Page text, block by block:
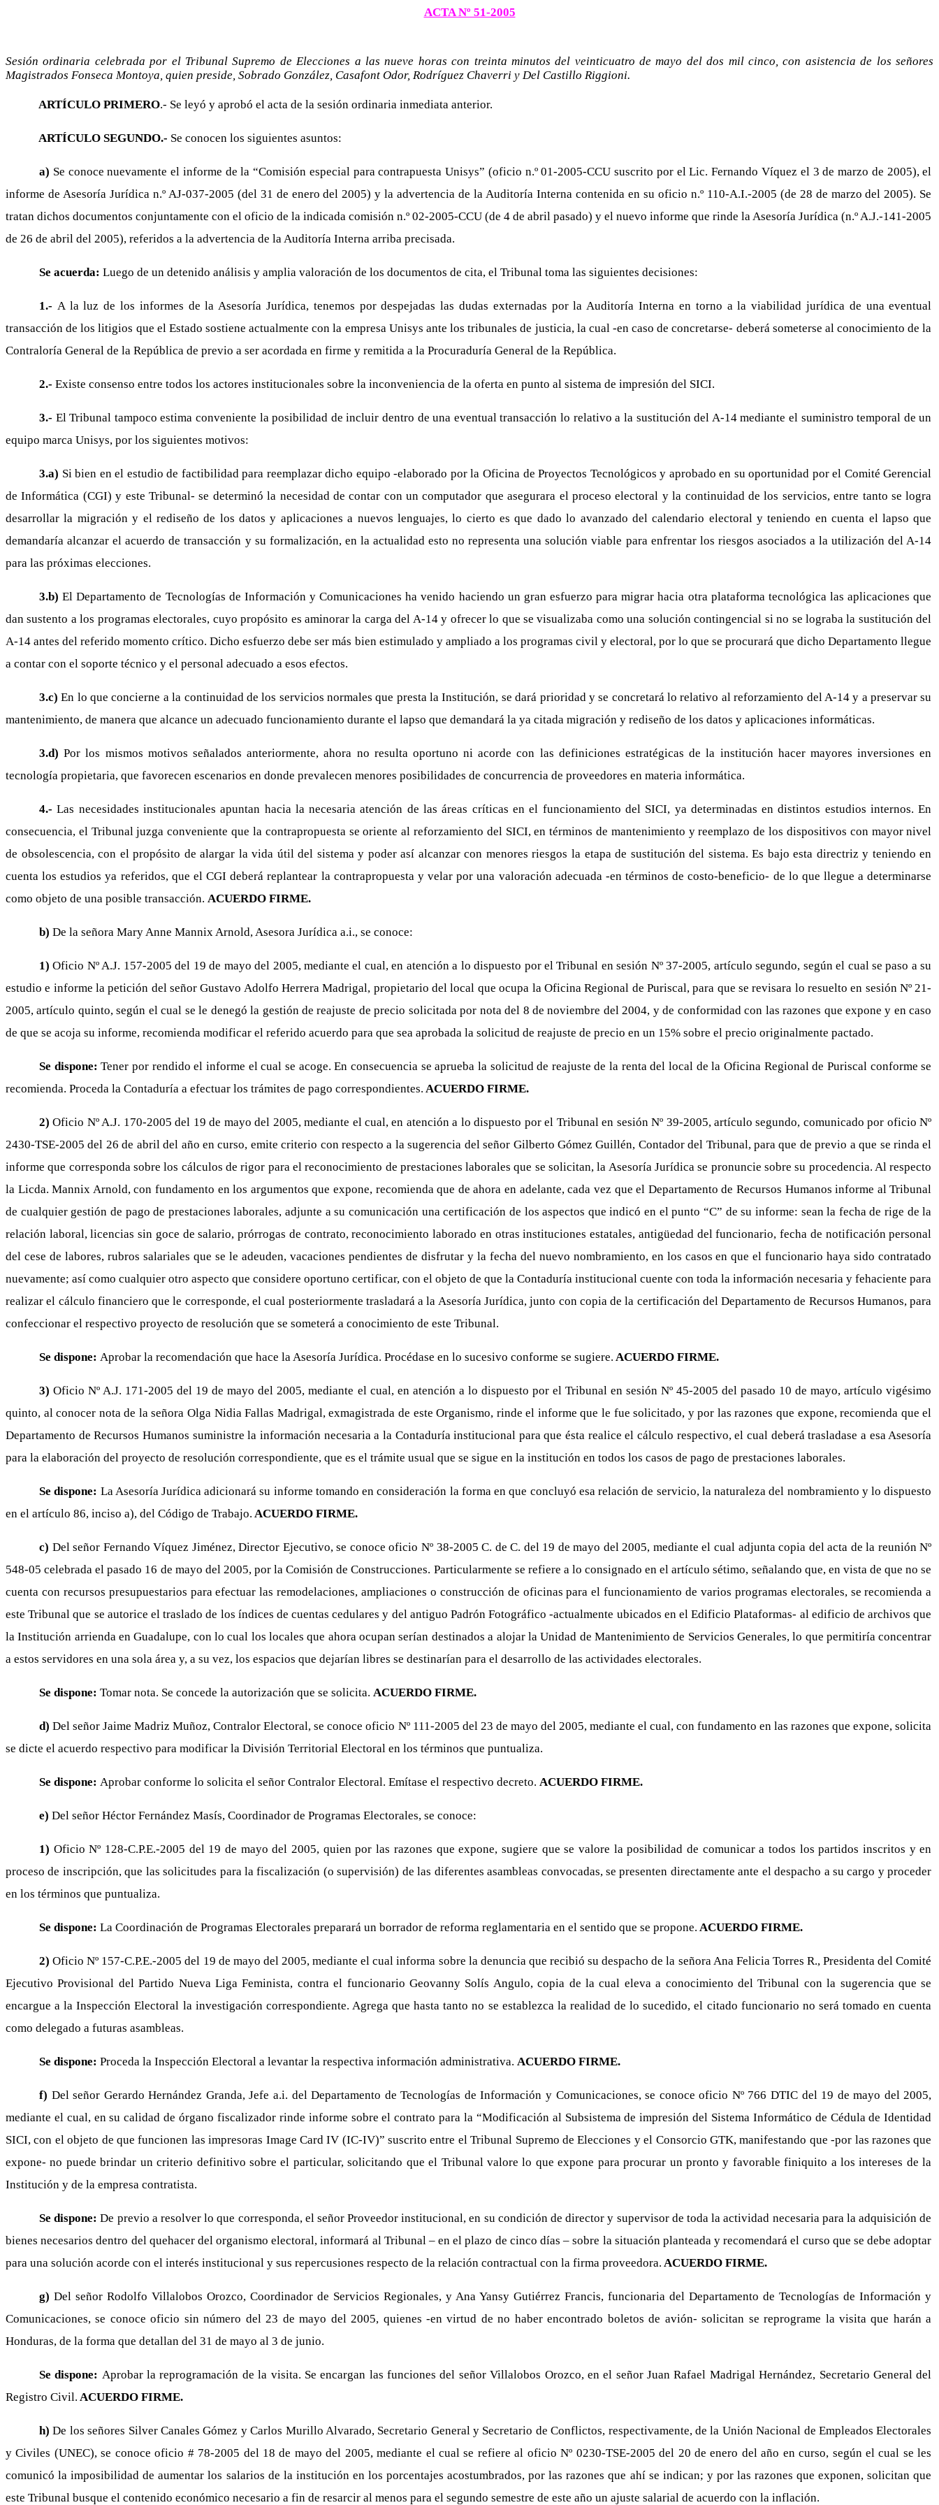
ACTA Nº 51-2005
Sesión ordinaria celebrada por el Tribunal Supremo de Elecciones a las nueve horas con treinta minutos del veinticuatro de mayo del dos mil cinco, con asistencia de los señores
Magistrados Fonseca Montoya, quien preside, Sobrado González, Casafont Odor, Rodríguez Chaverri y Del Castillo Riggioni.
ARTÍCULO PRIMERO.- Se leyó y aprobó el acta de la sesión ordinaria inmediata anterior.
ARTÍCULO SEGUNDO.- Se conocen los siguientes asuntos:
a) Se conoce nuevamente el informe de la “Comisión especial para contrapuesta Unisys” (oficio n.º 01-2005-CCU suscrito por el Lic. Fernando Víquez el 3 de marzo de 2005), el
informe de Asesoría Jurídica n.º AJ-037-2005 (del 31 de enero del 2005) y la advertencia de la Auditoría Interna contenida en su oficio n.º 110-A.I.-2005 (de 28 de marzo del 2005). Se
tratan dichos documentos conjuntamente con el oficio de la indicada comisión n.º 02-2005-CCU (de 4 de abril pasado) y el nuevo informe que rinde la Asesoría Jurídica (n.º A.J.-141-2005
de 26 de abril del 2005), referidos a la advertencia de la Auditoría Interna arriba precisada.
Se acuerda: Luego de un detenido análisis y amplia valoración de los documentos de cita, el Tribunal toma las siguientes decisiones:
1.- A la luz de los informes de la Asesoría Jurídica, tenemos por despejadas las dudas externadas por la Auditoría Interna en torno a la viabilidad jurídica de una eventual
transacción de los litigios que el Estado sostiene actualmente con la empresa Unisys ante los tribunales de justicia, la cual -en caso de concretarse- deberá someterse al conocimiento de la
Contraloría General de la República de previo a ser acordada en firme y remitida a la Procuraduría General de la República.
2.- Existe consenso entre todos los actores institucionales sobre la inconveniencia de la oferta en punto al sistema de impresión del SICI.
3.- El Tribunal tampoco estima conveniente la posibilidad de incluir dentro de una eventual transacción lo relativo a la sustitución del A-14 mediante el suministro temporal de un
equipo marca Unisys, por los siguientes motivos:
3.a) Si bien en el estudio de factibilidad para reemplazar dicho equipo -elaborado por la Oficina de Proyectos Tecnológicos y aprobado en su oportunidad por el Comité Gerencial
de Informática (CGI) y este Tribunal- se determinó la necesidad de contar con un computador que asegurara el proceso electoral y la continuidad de los servicios, entre tanto se logra
desarrollar la migración y el rediseño de los datos y aplicaciones a nuevos lenguajes, lo cierto es que dado lo avanzado del calendario electoral y teniendo en cuenta el lapso que
demandaría alcanzar el acuerdo de transacción y su formalización, en la actualidad esto no representa una solución viable para enfrentar los riesgos asociados a la utilización del A-14
para las próximas elecciones.
3.b)El Departamento de Tecnologías de Información y Comunicaciones ha venido haciendo un gran esfuerzo para migrar hacia otra plataforma tecnológica las aplicaciones que
dan sustento a los programas electorales, cuyo propósito es aminorar la carga del A-14 y ofrecer lo que se visualizaba como una solución contingencial si no se lograba la sustitución del
A-14 antes del referido momento crítico. Dicho esfuerzo debe ser más bien estimulado y ampliado a los programas civil y electoral, por lo que se procurará que dicho Departamento llegue
a contar con el soporte técnico y el personal adecuado a esos efectos.
3.c)En lo que concierne a la continuidad de los servicios normales que presta la Institución, se dará prioridad y se concretará lo relativo al reforzamiento del A-14 y a preservar su
mantenimiento, de manera que alcance un adecuado funcionamiento durante el lapso que demandará la ya citada migración y rediseño de los datos y aplicaciones informáticas.
3.d) Por los mismos motivos señalados anteriormente, ahora no resulta oportuno ni acorde con las definiciones estratégicas de la institución hacer mayores inversiones en
tecnología propietaria, que favorecen escenarios en donde prevalecen menores posibilidades de concurrencia de proveedores en materia informática.
4.- Las necesidades institucionales apuntan hacia la necesaria atención de las áreas críticas en el funcionamiento del SICI, ya determinadas en distintos estudios internos. En
consecuencia, el Tribunal juzga conveniente que la contrapropuesta se oriente al reforzamiento del SICI, en términos de mantenimiento y reemplazo de los dispositivos con mayor nivel
de obsolescencia, con el propósito de alargar la vida útil del sistema y poder así alcanzar con menores riesgos la etapa de sustitución del sistema. Es bajo esta directriz y teniendo en
cuenta los estudios ya referidos, que el CGI deberá replantear la contrapropuesta y velar por una valoración adecuada -en términos de costo-beneficio- de lo que llegue a determinarse
como objeto de una posible transacción. ACUERDO FIRME.
b) De la señora Mary Anne Mannix Arnold, Asesora Jurídica a.i., se conoce:
1)Oficio Nº A.J. 157-2005 del 19 de mayo del 2005, mediante el cual, en atención a lo dispuesto por el Tribunal en sesión Nº 37-2005, artículo segundo, según el cual se paso a su
estudio e informe la petición del señor Gustavo Adolfo Herrera Madrigal, propietario del local que ocupa la Oficina Regional de Puriscal, para que se revisara lo resuelto en sesión Nº 21-
2005, artículo quinto, según el cual se le denegó la gestión de reajuste de precio solicitada por nota del 8 de noviembre del 2004, y de conformidad con las razones que expone y en caso
de que se acoja su informe, recomienda modificar el referido acuerdo para que sea aprobada la solicitud de reajuste de precio en un 15% sobre el precio originalmente pactado.
Se dispone:Tener por rendido el informe el cual se acoge. En consecuencia se aprueba la solicitud de reajuste de la renta del local de la Oficina Regional de Puriscal conforme se
recomienda. Proceda la Contaduría a efectuar los trámites de pago correspondientes. ACUERDO FIRME.
2)Oficio Nº A.J. 170-2005 del 19 de mayo del 2005, mediante el cual, en atención a lo dispuesto por el Tribunal en sesión Nº 39-2005, artículo segundo, comunicado por oficio Nº
2430-TSE-2005 del 26 de abril del año en curso, emite criterio con respecto a la sugerencia del señor Gilberto Gómez Guillén, Contador del Tribunal, para que de previo a que se rinda el
informe que corresponda sobre los cálculos de rigor para el reconocimiento de prestaciones laborales que se solicitan, la Asesoría Jurídica se pronuncie sobre su procedencia. Al respecto
la Licda. Mannix Arnold, con fundamento en los argumentos que expone, recomienda que de ahora en adelante, cada vez que el Departamento de Recursos Humanos informe al Tribunal
de cualquier gestión de pago de prestaciones laborales, adjunte a su comunicación una certificación de los aspectos que indicó en el punto “C” de su informe: sean la fecha de rige de la
relación laboral, licencias sin goce de salario, prórrogas de contrato, reconocimiento laborado en otras instituciones estatales, antigüedad del funcionario, fecha de notificación personal
del cese de labores, rubros salariales que se le adeuden, vacaciones pendientes de disfrutar y la fecha del nuevo nombramiento, en los casos en que el funcionario haya sido contratado
nuevamente; así como cualquier otro aspecto que considere oportuno certificar, con el objeto de que la Contaduría institucional cuente con toda la información necesaria y fehaciente para
realizar el cálculo financiero que le corresponde, el cual posteriormente trasladará a la Asesoría Jurídica, junto con copia de la certificación del Departamento de Recursos Humanos, para
confeccionar el respectivo proyecto de resolución que se someterá a conocimiento de este Tribunal.
Se dispone: Aprobar la recomendación que hace la Asesoría Jurídica. Procédase en lo sucesivo conforme se sugiere. ACUERDO FIRME.
3)Oficio Nº A.J. 171-2005 del 19 de mayo del 2005, mediante el cual, en atención a lo dispuesto por el Tribunal en sesión Nº 45-2005 del pasado 10 de mayo, artículo vigésimo
quinto, al conocer nota de la señora Olga Nidia Fallas Madrigal, exmagistrada de este Organismo, rinde el informe que le fue solicitado, y por las razones que expone, recomienda que el
Departamento de Recursos Humanos suministre la información necesaria a la Contaduría institucional para que ésta realice el cálculo respectivo, el cual deberá trasladase a esa Asesoría
para la elaboración del proyecto de resolución correspondiente, que es el trámite usual que se sigue en la institución en todos los casos de pago de prestaciones laborales.
Se dispone: La Asesoría Jurídica adicionará su informe tomando en consideración la forma en que concluyó esa relación de servicio, la naturaleza del nombramiento y lo dispuesto
en el artículo 86, inciso a), del Código de Trabajo. ACUERDO FIRME.
c) Del señor Fernando Víquez Jiménez, Director Ejecutivo, se conoce oficio Nº 38-2005 C. de C. del 19 de mayo del 2005, mediante el cual adjunta copia del acta de la reunión Nº
548-05 celebrada el pasado 16 de mayo del 2005, por la Comisión de Construcciones. Particularmente se refiere a lo consignado en el artículo sétimo, señalando que, en vista de que no se
cuenta con recursos presupuestarios para efectuar las remodelaciones, ampliaciones o construcción de oficinas para el funcionamiento de varios programas electorales, se recomienda a
este Tribunal que se autorice el traslado de los índices de cuentas cedulares y del antiguo Padrón Fotográfico -actualmente ubicados en el Edificio Plataformas- al edificio de archivos que
la Institución arrienda en Guadalupe, con lo cual los locales que ahora ocupan serían destinados a alojar la Unidad de Mantenimiento de Servicios Generales, lo que permitiría concentrar
a estos servidores en una sola área y, a su vez, los espacios que dejarían libres se destinarían para el desarrollo de las actividades electorales.
Se dispone: Tomar nota. Se concede la autorización que se solicita. ACUERDO FIRME.
d)Del señor Jaime Madriz Muñoz, Contralor Electoral, se conoce oficio Nº 111-2005 del 23 de mayo del 2005, mediante el cual, con fundamento en las razones que expone, solicita
se dicte el acuerdo respectivo para modificar la División Territorial Electoral en los términos que puntualiza.
Se dispone: Aprobar conforme lo solicita el señor Contralor Electoral. Emítase el respectivo decreto. ACUERDO FIRME.
e) Del señor Héctor Fernández Masís, Coordinador de Programas Electorales, se conoce:
1) Oficio Nº 128-C.P.E.-2005 del 19 de mayo del 2005, quien por las razones que expone, sugiere que se valore la posibilidad de comunicar a todos los partidos inscritos y en
proceso de inscripción, que las solicitudes para la fiscalización (o supervisión) de las diferentes asambleas convocadas, se presenten directamente ante el despacho a su cargo y proceder
en los términos que puntualiza.
Se dispone: La Coordinación de Programas Electorales preparará un borrador de reforma reglamentaria en el sentido que se propone. ACUERDO FIRME.
2) Oficio Nº 157-C.P.E.-2005 del 19 de mayo del 2005, mediante el cual informa sobre la denuncia que recibió su despacho de la señora Ana Felicia Torres R., Presidenta del Comité
Ejecutivo Provisional del Partido Nueva Liga Feminista, contra el funcionario Geovanny Solís Angulo, copia de la cual eleva a conocimiento del Tribunal con la sugerencia que se
encargue a la Inspección Electoral la investigación correspondiente. Agrega que hasta tanto no se establezca la realidad de lo sucedido, el citado funcionario no será tomado en cuenta
como delegado a futuras asambleas.
Se dispone: Proceda la Inspección Electoral a levantar la respectiva información administrativa. ACUERDO FIRME.
f) Del señor Gerardo Hernández Granda, Jefe a.i. del Departamento de Tecnologías de Información y Comunicaciones, se conoce oficio Nº 766 DTIC del 19 de mayo del 2005,
mediante el cual, en su calidad de órgano fiscalizador rinde informe sobre el contrato para la “Modificación al Subsistema de impresión del Sistema Informático de Cédula de Identidad
SICI, con el objeto de que funcionen las impresoras Image Card IV (IC-IV)” suscrito entre el Tribunal Supremo de Elecciones y el Consorcio GTK, manifestando que -por las razones que
expone- no puede brindar un criterio definitivo sobre el particular, solicitando que el Tribunal valore lo que expone para procurar un pronto y favorable finiquito a los intereses de la
Institución y de la empresa contratista.
Se dispone:De previo a resolver lo que corresponda, el señor Proveedor institucional, en su condición de director y supervisor de toda la actividad necesaria para la adquisición de
bienes necesarios dentro del quehacer del organismo electoral, informará al Tribunal – en el plazo de cinco días – sobre la situación planteada y recomendará el curso que se debe adoptar
para una solución acorde con el interés institucional y sus repercusiones respecto de la relación contractual con la firma proveedora. ACUERDO FIRME.
g)Del señor Rodolfo Villalobos Orozco, Coordinador de Servicios Regionales, y Ana Yansy Gutiérrez Francis, funcionaria del Departamento de Tecnologías de Información y
Comunicaciones, se conoce oficio sin número del 23 de mayo del 2005, quienes -en virtud de no haber encontrado boletos de avión- solicitan se reprograme la visita que harán a
Honduras, de la forma que detallan del 31 de mayo al 3 de junio.
Se dispone: Aprobar la reprogramación de la visita. Se encargan las funciones del señor Villalobos Orozco, en el señor Juan Rafael Madrigal Hernández, Secretario General del
Registro Civil. ACUERDO FIRME.
h)De los señores Silver Canales Gómez y Carlos Murillo Alvarado, Secretario General y Secretario de Conflictos, respectivamente, de la Unión Nacional de Empleados Electorales
y Civiles (UNEC), se conoce oficio # 78-2005 del 18 de mayo del 2005, mediante el cual se refiere al oficio Nº 0230-TSE-2005 del 20 de enero del año en curso, según el cual se les
comunicó la imposibilidad de aumentar los salarios de la institución en los porcentajes acostumbrados, por las razones que ahí se indican; y por las razones que exponen, solicitan que
este Tribunal busque el contenido económico necesario a fin de resarcir al menos para el segundo semestre de este año un ajuste salarial de acuerdo con la inflación.